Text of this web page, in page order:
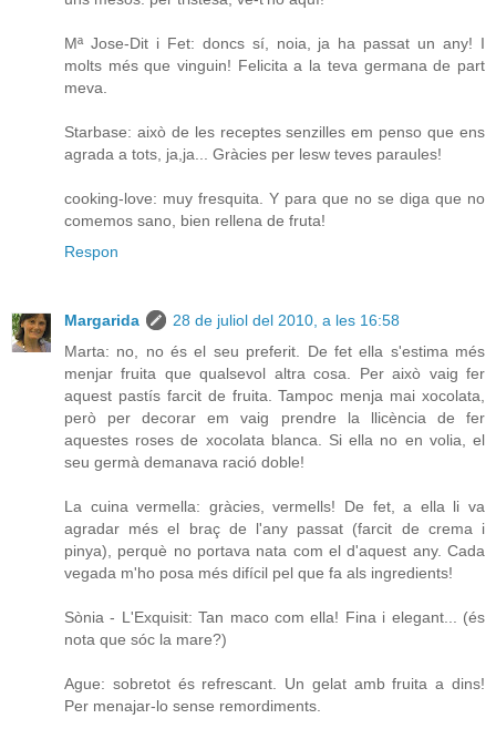
Mª Jose-Dit i Fet: doncs sí, noia, ja ha passat un any! I
molts més que vinguin! Felicita a la teva germana de part
meva.
Starbase: això de les receptes senzilles em penso que ens
agrada a tots, ja,ja... Gràcies per lesw teves paraules!
cooking-love: muy fresquita. Y para que no se diga que no
comemos sano, bien rellena de fruta!
Respon
Margarida
28 de juliol del 2010, a les 16:58
Marta: no, no és el seu preferit. De fet ella s'estima més
menjar fruita que qualsevol altra cosa. Per això vaig fer
aquest pastís farcit de fruita. Tampoc menja mai xocolata,
però per decorar em vaig prendre la llicència de fer
aquestes roses de xocolata blanca. Si ella no en volia, el
seu germà demanava ració doble!
La cuina vermella: gràcies, vermells! De fet, a ella li va
agradar més el braç de l'any passat (farcit de crema i
pinya), perquè no portava nata com el d'aquest any. Cada
vegada m'ho posa més difícil pel que fa als ingredients!
Sònia - L'Exquisit: Tan maco com ella! Fina i elegant... (és
nota que sóc la mare?)
Ague: sobretot és refrescant. Un gelat amb fruita a dins!
Per menajar-lo sense remordiments.